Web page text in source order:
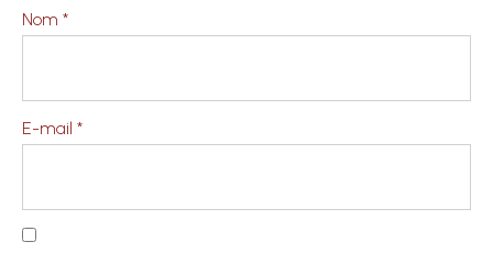
Nom *
E-mail *